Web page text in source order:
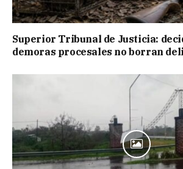
Superior Tribunal de Justicia:
demoras procesales no borran